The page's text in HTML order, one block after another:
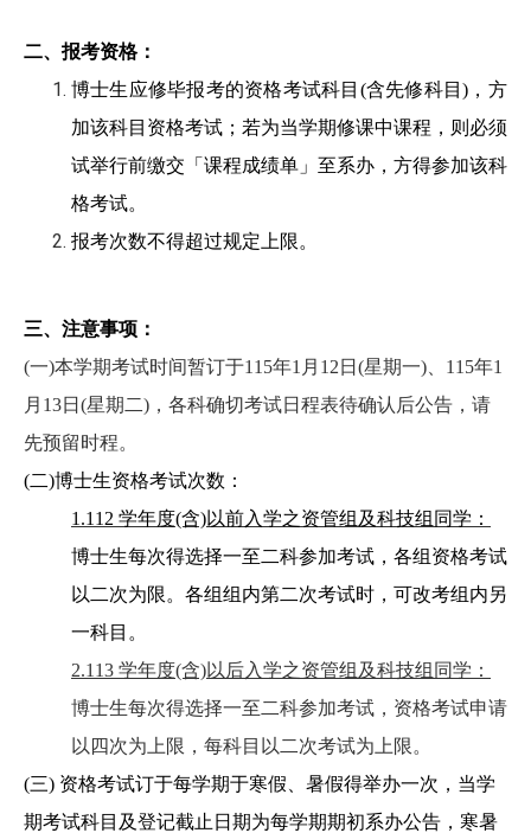
二、报考资格：
博士生应修毕报考的资格考试科目(含先修科目)，方得
加该科目资格考试；若为当学期修课中课程，则必须于
试举行前缴交「课程成绩单」至系办，方得参加该科目
格考试。
报考次数不得超过规定上限。
三、注意事项：
(一)本学期考试时间暂订于115年1月12日(星期一)、115年1
月13日(星期二)，各科确切考试日程表待确认后公告，请
先预留时程。
(二)博士生资格考试次数：
1.112 学年度(含)以前入学之资管组及科技组同学：
博士生每次得选择一至二科参加考试，各组资格考试
以二次为限。各组组内第二次考试时，可改考组内另
一科目。
2.113 学年度(含)以后入学之资管组及科技组同学：
博士生每次得选择一至二科参加考试，资格考试申请
以四次为上限，每科目以二次考试为上限。
(三) 资格考试订于每学期于寒假、暑假得举办一次，当学
期考试科目及登记截止日期为每学期期初系办公告，寒暑